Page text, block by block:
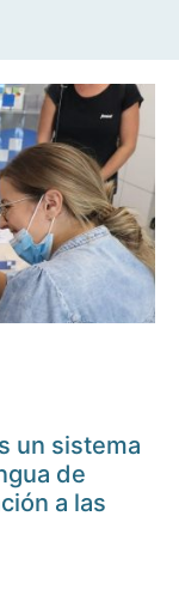
un sistema
de
a las